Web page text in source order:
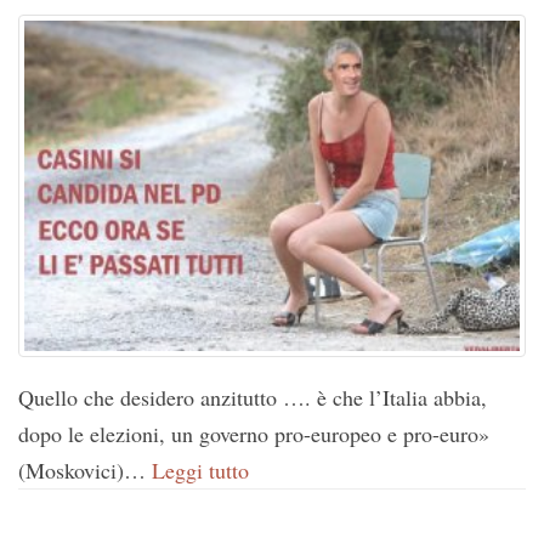
Quello che desidero anzitutto …. è che l’Italia abbia,
dopo le elezioni, un governo pro-europeo e pro-euro»
(Moskovici)… Leggi tutto